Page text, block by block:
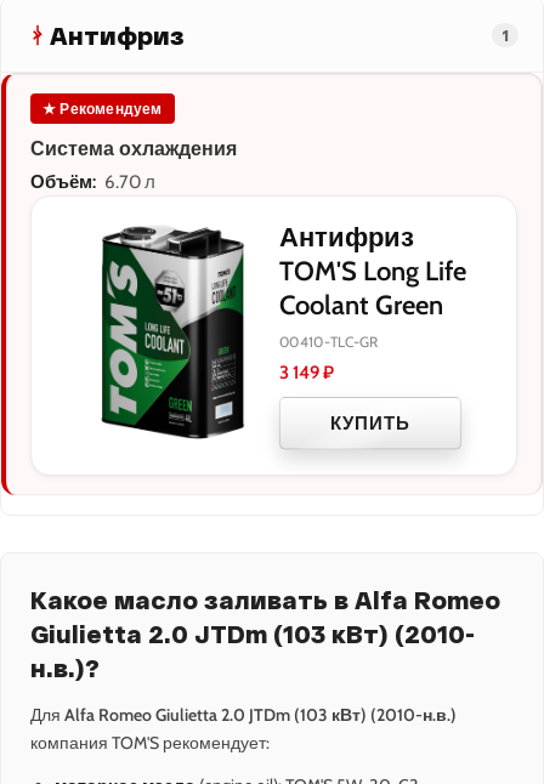
Антифриз 1
★ Рекомендуем
Система охлаждения
Объём: 6.70 л
Антифриз
TOM'S Long Life
Coolant Green
00410-TLC-GR
3 149₽
КУПИТЬ
Какое масло заливать в Alfa Romeo
Giulietta 2.0 JTDm (103 кВт) (2010-
н.в.)?
Для Alfa Romeo Giulietta 2.0 JTDm (103 кВт) (2010-н.в.)
компания TOM'S рекомендует: